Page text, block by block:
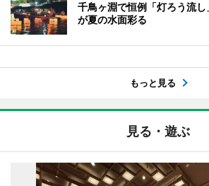
千鳥ヶ淵で恒例「灯ろう流
が夏の水面彩る
もっと見る
見る・遊ぶ